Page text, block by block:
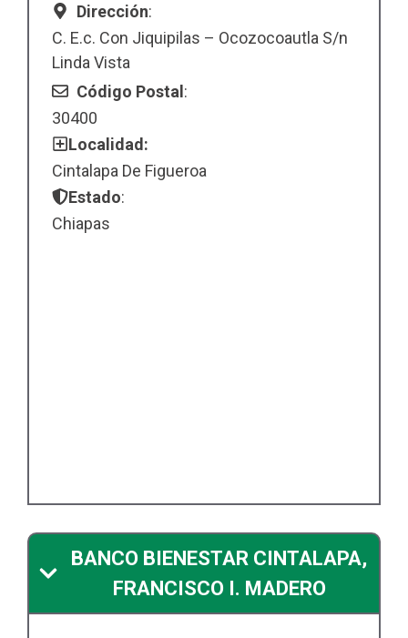
Dirección:
C. E.c. Con Jiquipilas – Ocozocoautla S/n
Linda Vista
Código Postal:
30400
Localidad:
Cintalapa De Figueroa
Estado:
Chiapas
BANCO BIENESTAR CINTALAPA,
FRANCISCO I. MADERO